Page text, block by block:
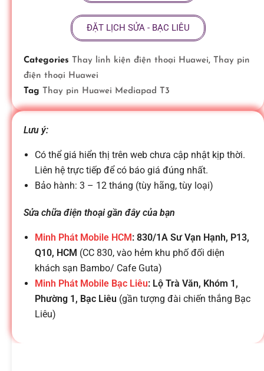
đ
i
ệ
n
t
h
o
ạ
i
ĐẶT LỊCH SỬA - BẠC LIÊU
Categories Thay linh kiện điện thoại Huawei, Thay pin
điện thoại Huawei
Tag Thay pin Huawei Mediapad T3
Lưu ý:
Có thể giá hiển thị trên web chưa cập nhật kịp thời.
Liên hệ trực tiếp để có báo giá đúng nhất.
Bảo hành: 3 – 12 tháng (tùy hãng, tùy loại)
Sửa chữa điện thoại gần đây của bạn
Minh Phát Mobile HCM: 830/1A Sư Vạn Hạnh, P13,
Q10, HCM (CC 830, vào hẻm khu phố đối diện
khách sạn Bambo/ Cafe Guta)
Minh Phát Mobile Bạc Liêu: Lộ Trà Văn, Khóm 1,
Phường 1, Bạc Liêu (gần tượng đài chiến thắng Bạc
Liêu)